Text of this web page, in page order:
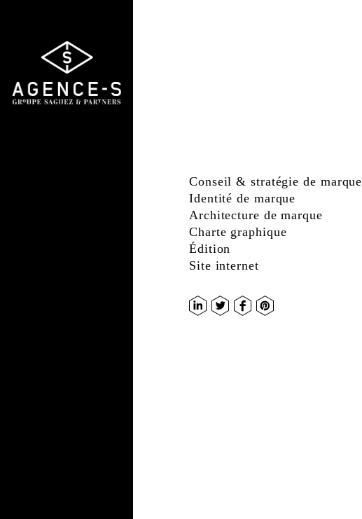
Agence-
S,
Conseil & stratégie de marque
Identité de marque
Architecture de marque
Charte graphique
Édition
Site internet